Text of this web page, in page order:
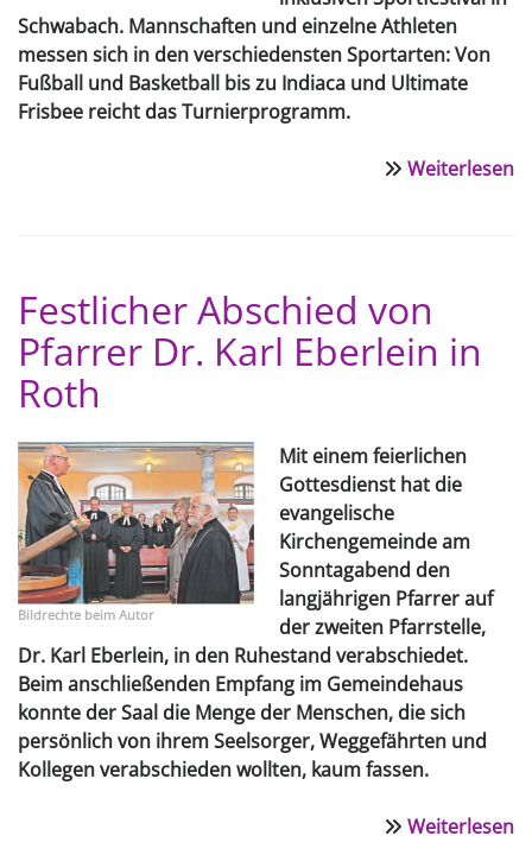
Schwabach. Mannschaften und einzelne Athle­ten
messen sich in den verschiedens­ten Sportarten: Von
Fußball und Bas­ketball bis zu Indiaca und Ultimate
Frisbee reicht das Turnierprogramm.
Weiterlesen
Festlicher Abschied von
Pfarrer Dr. Karl Eberlein in
Roth
Bildrechte beim Autor
Mit einem feierlichen
Gottesdienst hat die
evangelische
Kirchengemeinde am
Sonntagabend den
langjährigen Pfarrer auf
der zweiten Pfarrstelle,
Dr. Karl Eberlein, in den Ruhestand verabschiedet.
Beim an­schließenden Empfang im Gemeinde­haus
konnte der Saal die Menge der Menschen, die sich
persönlich von ihrem Seelsorger, Weggefährten und
Kollegen verabschieden wollten, kaum fassen.
Weiterlesen